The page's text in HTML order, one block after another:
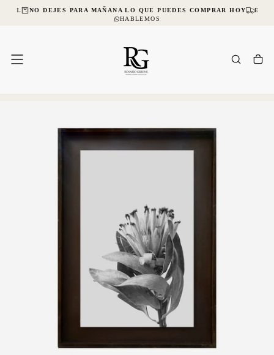
SALTARNO DEJES PARA MAÑANA LO QUE PUEDES COMPRAR HOY
HABLEMOS